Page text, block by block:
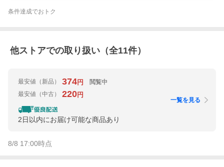
条件達成でおトク
他ストアでの取り扱い（全11件）
最安値 （新品） 374円
閲覧中
最安値 （中古） 220円
2日以内にお届け可能な商品あり
一覧を見る
8/8 17:00時点